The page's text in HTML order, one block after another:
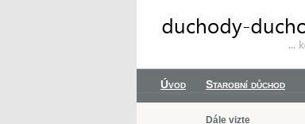
Úvod Starobní důchod
Dále vizte